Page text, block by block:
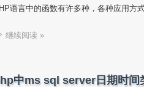
语言中的函数有许多种，各种应用
继续阅读 »
中ms sql server日期时间